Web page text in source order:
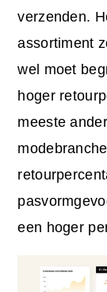
verzenden.
assortiment
wel moet
hoger
meeste
een hoger